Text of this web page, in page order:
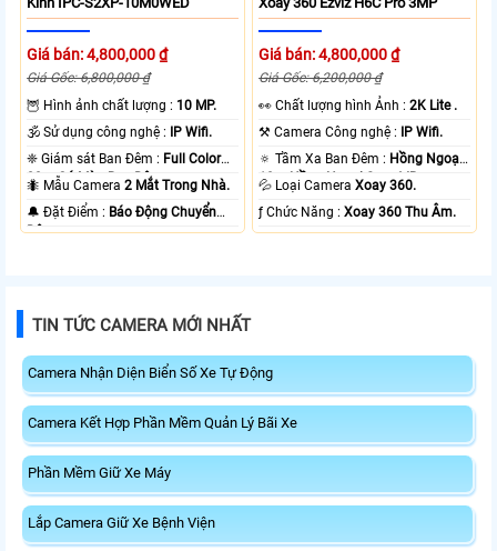
Giá bán: 4,800,000 ₫
Giá Gốc: 6,800,000 ₫
🦉 Hình ảnh chất lượng : 10 MP.
🕉️ Sử dụng công nghệ :
IP Wifi.
❈ Giám sát Ban Đêm : Full Color
20m Có Màu Ban Ðêm.
🐜 Mẫu Camera2 Mắt Trong Nhà.
️🔔 Đặt Điểm : Báo Động Chuyển
Động.
Giá bán: 4,800,000 ₫
Giá Gốc: 6,200,000 ₫
️👀 Chất lượng hình Ảnh :2K Lite .
⚒ Camera Công nghệ :
IP Wifi.
🔅 Tầm Xa Ban Đêm : Hồng Ngoại
10m Hồng Ngoại Smart IR.
💦 Loại CameraXoay 360.
️ƒ Chức Năng :Xoay 360 Thu Âm.
TIN TỨC CAMERA MỚI NHẤT
Camera Nhận Diện Biển Số Xe Tự Động
Camera Kết Hợp Phần Mềm Quản Lý Bãi Xe
Phần Mềm Giữ Xe Máy
Lắp Camera Giữ Xe Bệnh Viện